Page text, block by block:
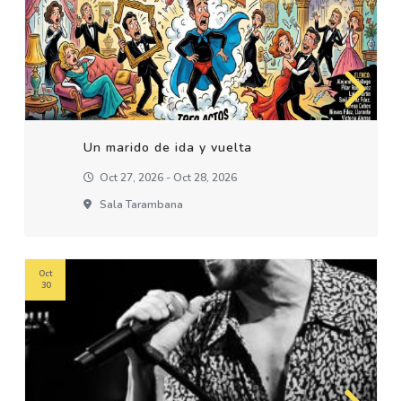
Un marido de ida y vuelta
Oct 27, 2026 - Oct 28, 2026
Sala Tarambana
Oct
30